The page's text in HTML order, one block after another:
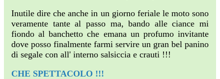
Inutile dire che anche in un giorno feriale le moto sono
veramente tante al passo ma, bando alle ciance mi
fiondo al banchetto che emana un profumo invitante
dove posso finalmente farmi servire un gran bel panino
di segale con all' interno salsiccia e crauti !!!
CHE SPETTACOLO !!!